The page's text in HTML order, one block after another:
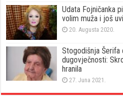
Udata Fojničanka
volim muža i još
20. Augusta 2020.
Stogodišnja
dugovječnosti:
hranila
27. Juna 2021.